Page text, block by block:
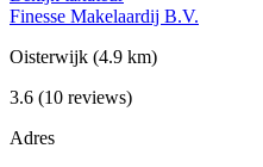
Finesse Makelaardij B.V.
Oisterwijk (4.9 km)
3.6 (10 reviews)
Adres